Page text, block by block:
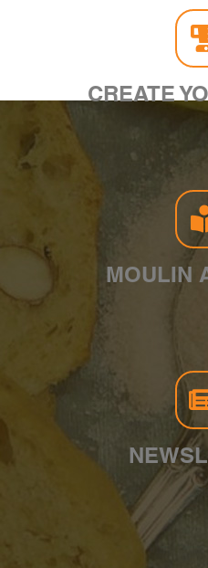
CREATE
MOULIN